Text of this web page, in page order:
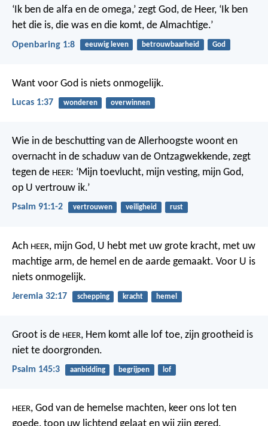
‘Ik ben de alfa en de omega,’ zegt God, de Heer, ‘Ik ben
het die is, die was en die komt, de Almachtige.’
Openbaring 1:8 eeuwig leven betrouwbaarheid God
Want voor God is niets onmogelijk.
Lucas 1:37 wonderen overwinnen
Wie in de beschutting van de Allerhoogste woont en
overnacht in de schaduw van de Ontzagwekkende, zegt
tegen de HEER: ‘Mijn toevlucht, mijn vesting, mijn God,
op U vertrouw ik.’
Psalm 91:1-2 vertrouwen veiligheid rust
Ach HEER, mijn God, U hebt met uw grote kracht, met uw
machtige arm, de hemel en de aarde gemaakt. Voor U is
niets onmogelijk.
Jeremia 32:17 schepping kracht hemel
Groot is de HEER, Hem komt alle lof toe, zijn grootheid is
niet te doorgronden.
Psalm 145:3 aanbidding begrijpen lof
HEER, God van de hemelse machten, keer ons lot ten